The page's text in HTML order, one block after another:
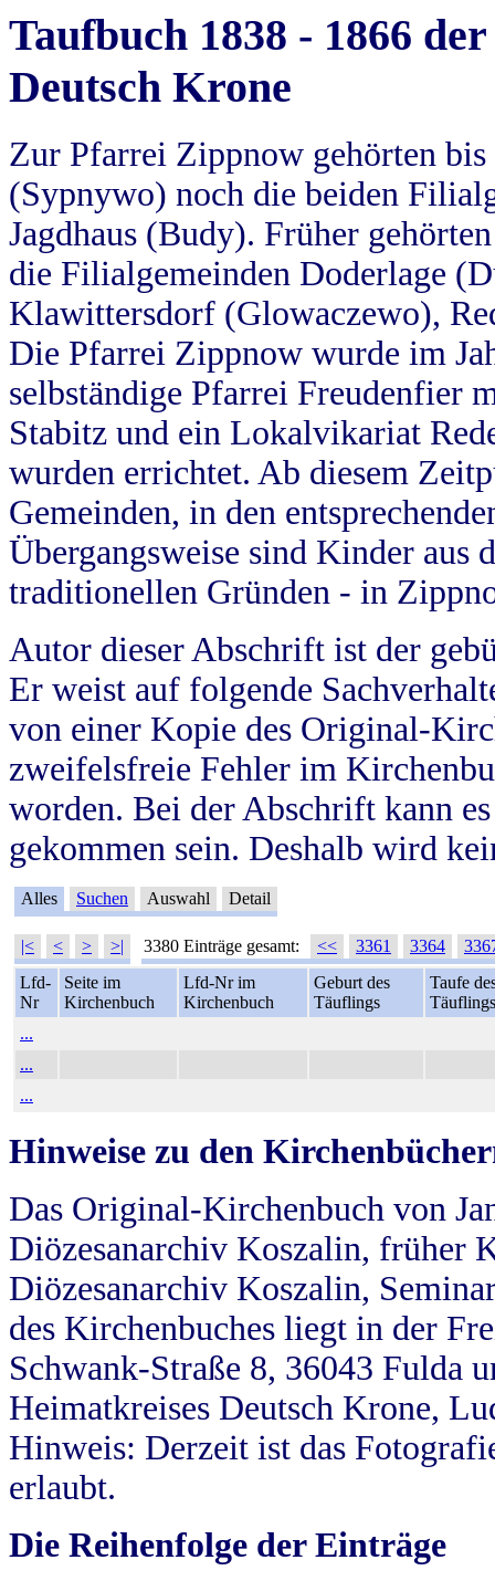
Taufbuch 1838 - 1866
Deutsch Krone
Zur Pfarrei Zippnow gehörten
(Sypnywo) noch die beiden
Jagdhaus (Budy). Früher
die Filialgemeinden Doderlage
Klawittersdorf (Glowaczewo),
Die Pfarrei Zippnow wurde im
selbständige Pfarrei Freudenfier
Stabitz und ein Lokalvikariat
wurden errichtet. Ab diesem
Gemeinden, in den
Übergangsweise sind Kinder aus
traditionellen Gründen - in
Autor dieser Abschrift ist der
Er weist auf folgende
von einer Kopie des Original-
zweifelsfreie Fehler im
worden. Bei der Abschrift kann
gekommen sein. Deshalb wird
Alles Suchen Auswahl Detail
|< < > >| 3380 Einträge gesamt: << 3361 3364
Lfd-
Nr
Seite im
Kirchenbuch
Lfd-Nr im
Kirchenbuch
Geburt des
Täuflings
Taufe
Täuflings
...
...
...
Hinweise zu den
Das Original-Kirchenbuch von
Diözesanarchiv Koszalin, früher
Diözesanarchiv Koszalin,
des Kirchenbuches liegt in der
Schwank-Straße 8, 36043 Fulda
Heimatkreises Deutsch Krone,
Hinweis: Derzeit ist das
erlaubt.
Die Reihenfolge der Einträge